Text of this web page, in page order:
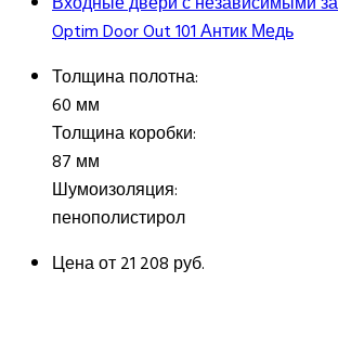
Optim Door Out 101 Антик Медь
Толщина полотна:
60 мм
Толщина коробки:
87 мм
Шумоизоляция:
пенополистирол
Цена от21 208 руб.